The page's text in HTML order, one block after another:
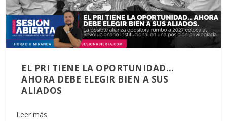
EL PRI TIENE LA OPORTUNIDAD…
AHORA DEBE ELEGIR BIEN A SUS
ALIADOS
Leer más